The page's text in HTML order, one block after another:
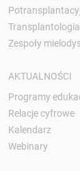
Transplantologia
Zespoły
AKTUALNOŚCI
Programy
Relacje cyfrowe
Kalendarz
Webinary